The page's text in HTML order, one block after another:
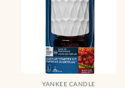
YANKEE CANDLE